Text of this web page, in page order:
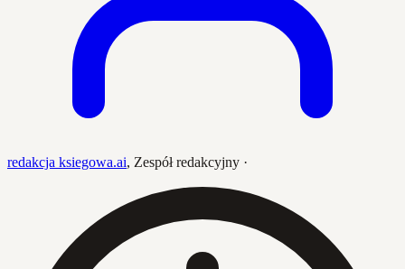
redakcja ksiegowa.ai, Zespół redakcyjny ·